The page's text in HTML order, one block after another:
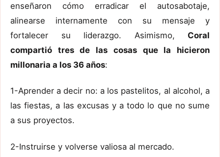
enseñaron cómo erradicar el autosabotaje,
alinearse internamente con su mensaje y
fortalecer su liderazgo. Asimismo, Coral
compartió tres de las cosas que la hicieron
millonaria a los 36 años:
1-Aprender a decir no: a los pastelitos, al alcohol, a
las fiestas, a las excusas y a todo lo que no sume
a sus proyectos.
2-Instruirse y volverse valiosa al mercado.